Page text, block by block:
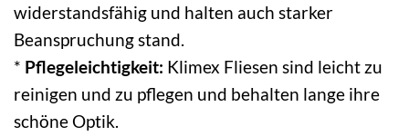
widerstandsfähig und halten auch starker
Beanspruchung stand.
* Pflegeleichtigkeit: Klimex Fliesen sind leicht zu
reinigen und zu pflegen und behalten lange ihre
schöne Optik.